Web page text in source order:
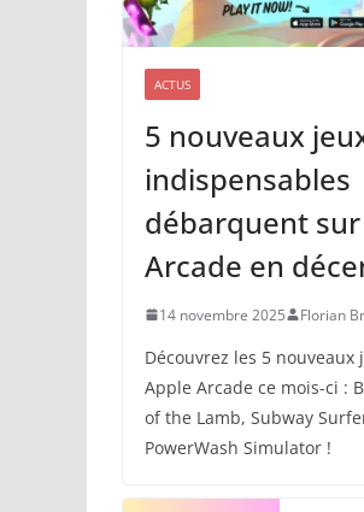
ACTUS
5 nouveaux
indispensables
débarquent
Arcade en
14 novembre 2025 Florian
Découvrez les 5
Apple Arcade ce mois-ci :
of the Lamb, Subway
PowerWash Simulator !